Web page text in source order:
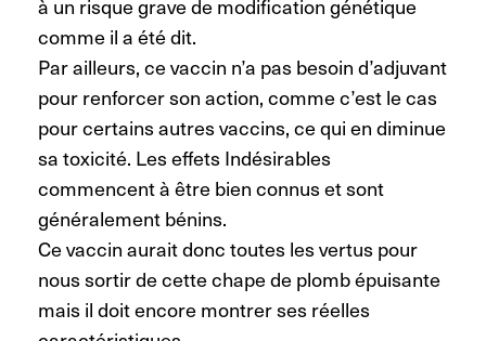
comme il a été dit.
Par ailleurs, ce vaccin n’a pas besoin d’adjuvant
pour renforcer son action, comme c’est le cas
pour certains autres vaccins, ce qui en diminue
sa toxicité. Les effets Indésirables
commencent à être bien connus et sont
généralement bénins.
Ce vaccin aurait donc toutes les vertus pour
nous sortir de cette chape de plomb épuisante
mais il doit encore montrer ses réelles